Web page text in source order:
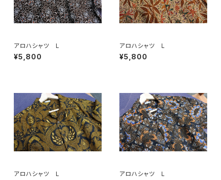
アロハシャツ L
¥5,800
アロハシャツ L
¥5,800
アロハシャツ L アロハシャツ L